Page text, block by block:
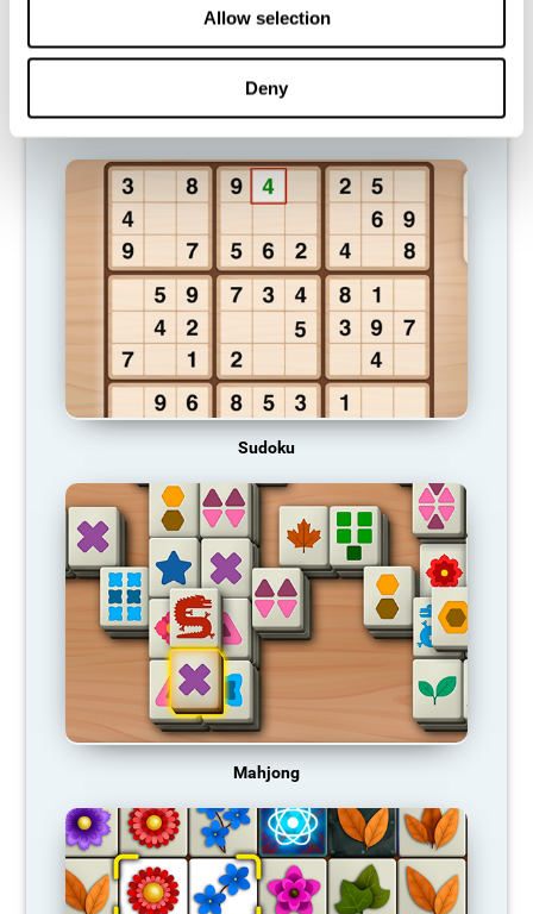
Allow selection
Deny
Crucigrama visual
Sudoku
Mahjong